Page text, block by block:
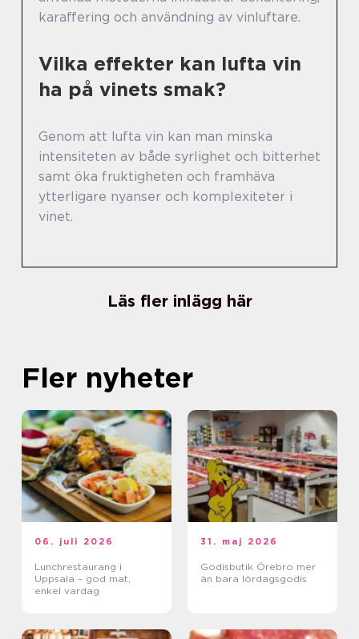
karaffering och användning av vinluftare.
Vilka effekter kan lufta vin
ha på vinets smak?
Genom att lufta vin kan man minska
intensiteten av både syrlighet och bitterhet
samt öka fruktigheten och framhäva
ytterligare nyanser och komplexiteter i
vinet.
Läs fler inlägg här
Fler nyheter
06. juli 2026
Lunchrestaurang i
Uppsala – god mat,
enkel vardag
31. maj 2026
Godisbutik Örebro mer
än bara lördagsgodis